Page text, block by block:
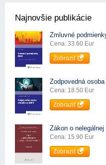
Najnovšie publikácie
Zmluvné
Cena: 33.60 Eur
Zobraziť
Zodpovedná
Cena: 18.50 Eur
Zobraziť
Zákon o
Cena: 15.90 Eur
Zobraziť